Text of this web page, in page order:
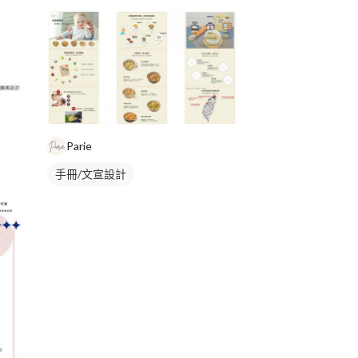
Parie
手冊/文宣設計